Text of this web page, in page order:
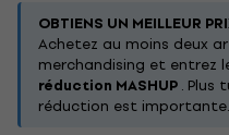
OBTIENS UN MEILLEUR
Achetez au moins deux
merchandising et entrez
réduction MASHUP. Plus
réduction est importante.